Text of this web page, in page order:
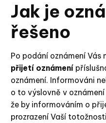
Jak je
řešeno
Po podání oznámení Vás
přijetí oznámení
oznámení. Informováni
o to výslovně v
že by informováním o
prozrazení Vaší